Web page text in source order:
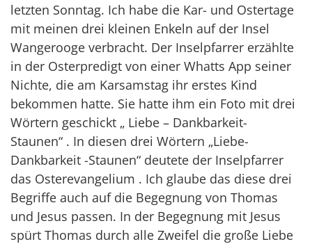
letzten Sonntag. Ich habe die Kar- und Ostertage
mit meinen drei kleinen Enkeln auf der Insel
Wangerooge verbracht. Der Inselpfarrer erzählte
in der Osterpredigt von einer Whatts App seiner
Nichte, die am Karsamstag ihr erstes Kind
bekommen hatte. Sie hatte ihm ein Foto mit drei
Wörtern geschickt „ Liebe – Dankbarkeit-
Staunen“ . In diesen drei Wörtern „Liebe-
Dankbarkeit -Staunen“ deutete der Inselpfarrer
das Osterevangelium . Ich glaube das diese drei
Begriffe auch auf die Begegnung von Thomas
und Jesus passen. In der Begegnung mit Jesus
spürt Thomas durch alle Zweifel die große Liebe